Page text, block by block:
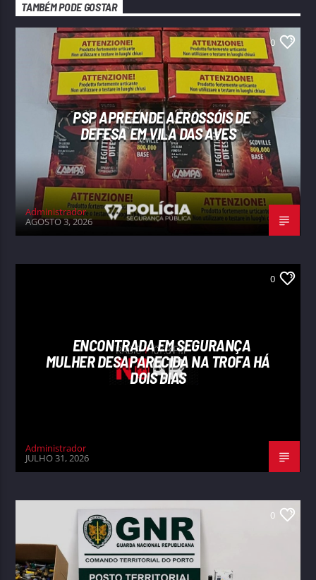
TAMBÉM PODE GOSTAR
0
PSP APREENDE AEROSSÓIS DE
DEFESA EM VILA DAS AVES
Administrador
AGOSTO 3, 2026
0
ENCONTRADA EM SEGURANÇA
MULHER DESAPARECIDA NA TROFA HÁ
DOIS DIAS
Administrador
JULHO 31, 2026
0